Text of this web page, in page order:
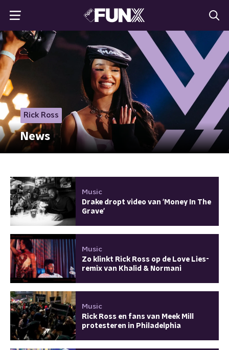
Rick Ross
News
Music
Drake dropt video van 'Money In The
Grave'
Music
Zo klinkt Rick Ross op de Love Lies-
remix van Khalid & Normani
Music
Rick Ross en fans van Meek Mill
protesteren in Philadelphia